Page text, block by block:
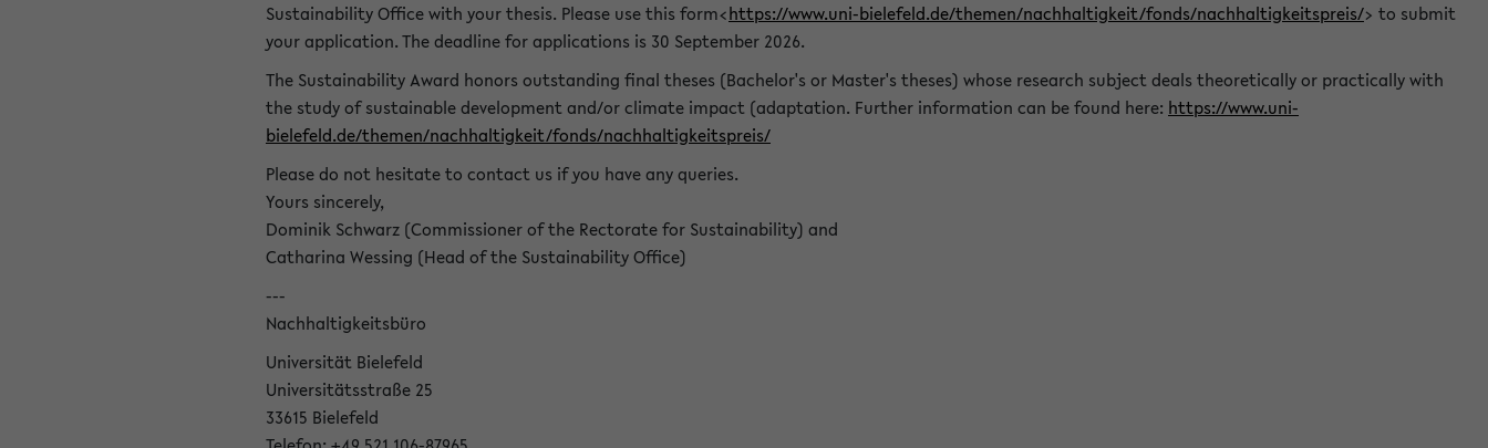
Sustainability Office with your thesis. Please use this form<https://www.uni-bielefeld.de/themen/nachhaltigkeit/fonds/nachhaltigkeitspreis/> to submit
your application. The deadline for applications is 30 September 2026.
The Sustainability Award honors outstanding final theses (Bachelor's or Master's theses) whose research subject deals theoretically or practically with
the study of sustainable development and/or climate impact (adaptation. Further information can be found here: https://www.uni-
bielefeld.de/themen/nachhaltigkeit/fonds/nachhaltigkeitspreis/
Please do not hesitate to contact us if you have any queries.
Yours sincerely,
Dominik Schwarz (Commissioner of the Rectorate for Sustainability) and
Catharina Wessing (Head of the Sustainability Office)
---
Nachhaltigkeitsbüro
Universität Bielefeld
Universitätsstraße 25
33615 Bielefeld